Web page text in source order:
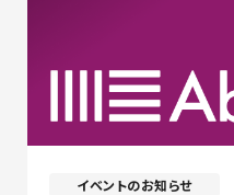
+プラスラボ
イベントのお知らせ